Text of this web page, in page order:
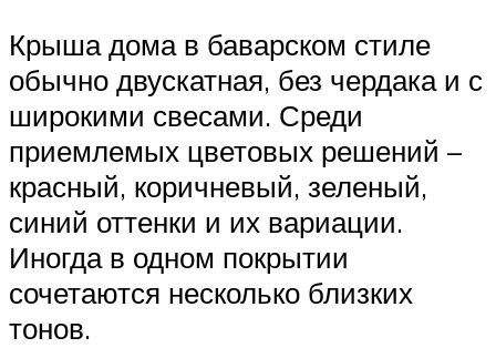
Крыша дома в баварском стиле
обычно двускатная, без чердака и с
широкими свесами. Среди
приемлемых цветовых решений –
красный, коричневый, зеленый,
синий оттенки и их вариации.
Иногда в одном покрытии
сочетаются несколько близких
тонов.